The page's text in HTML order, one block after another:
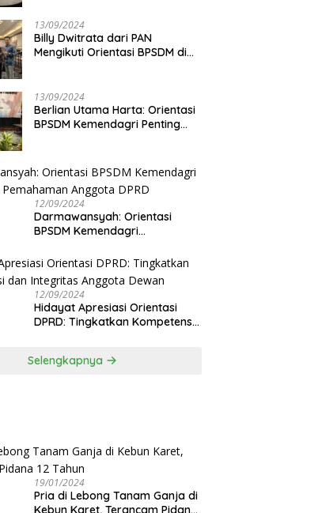
13/09/2024
Billy Dwitrata dari PAN
Mengikuti Orientasi BPSDM di
13/09/2024
Berlian Utama Harta: Orientasi
BPSDM Kemendagri Penting
12/09/2024
Darmawansyah: Orientasi
BPSDM Kemendagri
Anggota DPRD
12/09/2024
Hidayat Apresiasi Orientasi
DPRD: Tingkatkan Kompetensi
Selengkapnya
19/01/2024
Pria di Lebong Tanam Ganja di
Kebun Karet, Terancam Pidana